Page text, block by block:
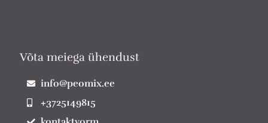
Võta meiega ühendust
info@peomix.ee
+3725149815